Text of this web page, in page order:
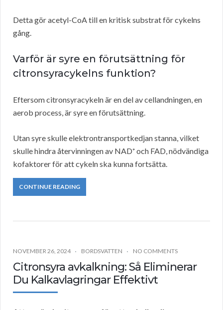
Detta gör acetyl-CoA till en kritisk substrat för cykelns
gång.
Varför är syre en förutsättning för
citronsyracykelns funktion?
Eftersom citronsyracykeln är en del av cellandningen, en
aerob process, är syre en förutsättning.
Utan syre skulle elektrontransportkedjan stanna, vilket
skulle hindra återvinningen av NAD⁺ och FAD, nödvändiga
kofaktorer för att cykeln ska kunna fortsätta.
CONTINUE READING
NOVEMBER 26, 2024 BORDSVATTEN NO COMMENTS
Citronsyra avkalkning: Så Eliminerar
Du Kalkavlagringar Effektivt